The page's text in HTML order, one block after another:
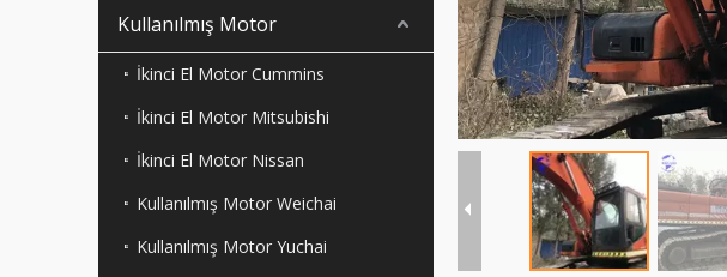
Kullanılmış Motor
İkinci El Motor Cummins
İkinci El Motor Mitsubishi
İkinci El Motor Nissan
Kullanılmış Motor Weichai
Kullanılmış Motor Yuchai